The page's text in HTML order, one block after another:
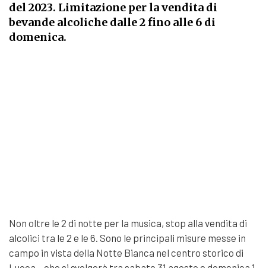
del 2023. Limitazione per la vendita di
bevande alcoliche dalle 2 fino alle 6 di
domenica.
Non oltre le 2 di notte per la musica, stop alla vendita di
alcolici tra le 2 e le 6. Sono le principali misure messe in
campo in vista della Notte Bianca nel centro storico di